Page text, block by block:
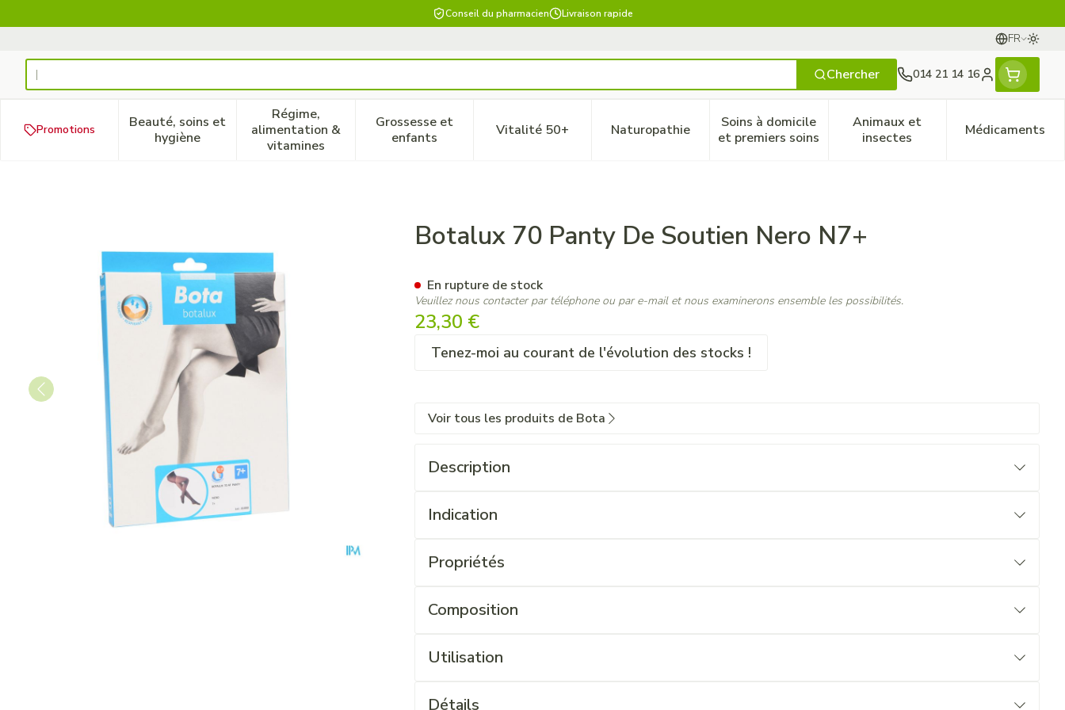
Conseil du pharmacien Livraison rapide
FR
Langues
Rechercher
Chercher 014 21 14 16
Menu client
Promotions
Beauté, soins et
hygièneAfficher le sous-menu pour la catégorie Beauté, soins et hygiène
Régime,
alimentation &
vitamines
Afficher le sous-menu pour la catégorie Régime, alimentation & vitamines
Grossesse et
enfantsAfficher le sous-menu pour la catégorie Grossesse et enfants
Vitalité 50+Afficher le sous-menu pour la catégorie Vitalité 50+
NaturopathieAfficher le sous-menu pour la catégorie Naturopathie
Soins à domicile
et premiers soinsAfficher le sous-menu pour la catégorie Soins à
Animaux et
insectesAfficher le sous-menu pour
Médicaments
Afficher
Botalux 70 Panty De Soutien Nero N7+Botalux 70 Panty De Soutien Nero N7+
23,30 €
Tenez-moi au courant de l'évolution des stocks !
En rupture de stock
Veuillez nous contacter par téléphone ou par e-mail et nous examinerons ensemble les possibilités.
Voir tous les produits de Bota
Description
Indication
Propriétés
Composition
Utilisation
Détails